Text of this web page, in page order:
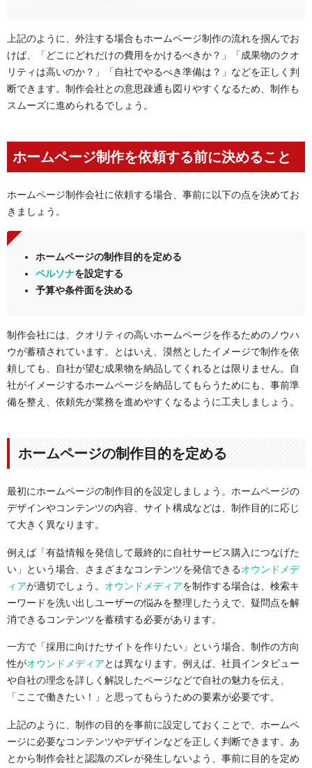
上記のように、外注する場合もホームページ制作の流れを掴んでお
けば、「どこにどれだけの費用をかけるべきか？」「成果物のクオ
リティは高いのか？」「自社でやるべき準備は？」などを正しく判
断できます。制作会社との意思疎通も図りやすくなるため、制作も
スムーズに進められるでしょう。
ホームページ制作を依頼する前に決めること
ホームページ制作会社に依頼する場合、事前に以下の点を決めてお
きましょう。
ホームページの制作目的を定める
ペルソナを設定する
予算や条件面を決める
制作会社には、クオリティの高いホームページを作るためのノウハ
ウが蓄積されています。とはいえ、漠然としたイメージで制作を依
頼しても、自社が望む成果物を納品してくれるとは限りません。自
社がイメージするホームページを納品してもらうためにも、事前準
備を整え、依頼先が業務を進めやすくなるように工夫しましょう。
ホームページの制作目的を定める
最初にホームページの制作目的を設定しましょう。ホームページの
デザインやコンテンツの内容、サイト構成などは、制作目的に応じ
て大きく異なります。
例えば「有益情報を発信して最終的に自社サービス購入につなげた
い」という場合、さまざまなコンテンツを発信できるオウンドメデ
ィアが適切でしょう。 オウンドメディアを制作する場合は、検索キ
ーワードを洗い出しユーザーの悩みを整理したうえで、疑問点を解
消できるコンテンツを蓄積する必要があります。
一方で「採用に向けたサイトを作りたい」という場合、制作の方向
性がオウンドメディアとは異なります。例えば、社員インタビュー
や自社の理念を詳しく解説したページなどで自社の魅力を伝え、
「ここで働きたい！」と思ってもらうための要素が必要です。
上記のように、制作の目的を事前に設定しておくことで、ホームペ
ージに必要なコンテンツやデザインなどを正しく判断できます。あ
とから制作会社と認識のズレが発生しないよう、事前に目的を定め